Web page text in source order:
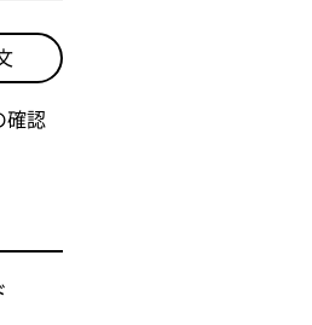
確認